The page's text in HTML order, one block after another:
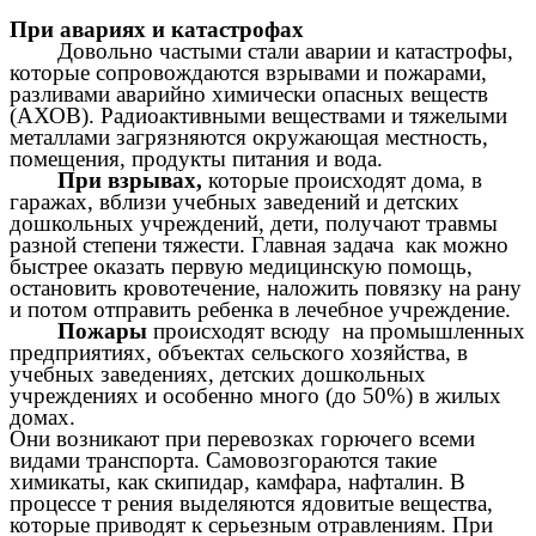
При авариях и катастрофах
Довольно частыми стали аварии и катастрофы,
которые сопровождаются взрывами и пожарами,
разливами аварийно химически опасных веществ
(АХОВ). Радиоактивными веществами и тяжелыми
металлами загрязняются окружающая местность,
помещения, продукты питания и вода.
При взрывах, которые происходят дома, в
гаражах, вблизи учебных заведений и детских
дошкольных учреждений, дети, получают травмы
разной степени тяжести. Главная задача как можно
быстрее оказать первую медицинскую помощь,
остановить кровотечение, наложить повязку на рану
и потом отправить ребенка в лечебное учреждение.
Пожары происходят всюду на промышленных
предприятиях, объектах сельского хозяйства, в
учебных заведениях, детских дошкольных
учреждениях и особенно много (до 50%) в жилых
домах.
Они возникают при перевозках горючего всеми
видами транспорта. Самовозгораются такие
химикаты, как скипидар, камфара, нафталин. В
процессе т рения выделяются ядовитые вещества,
которые приводят к серьезным отравлениям. При